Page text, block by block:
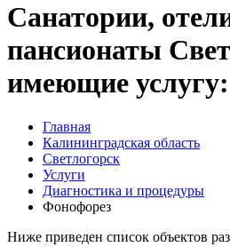
Санатории,
пансионаты
имеющие
Главная
Калининградская область
Светлогорск
Услуги
Диагностика и процедуры
Фонофорез
Ниже приведен список объектов